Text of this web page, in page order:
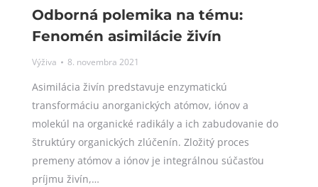
Odborná polemika na tému:
Fenomén asimilácie živín
Výživa 8. novembra 2021
Asimilácia živín predstavuje enzymatickú
transformáciu anorganických atómov, iónov a
molekúl na organické radikály a ich zabudovanie do
štruktúry organických zlúčenín. Zložitý proces
premeny atómov a iónov je integrálnou súčasťou
príjmu živín,…